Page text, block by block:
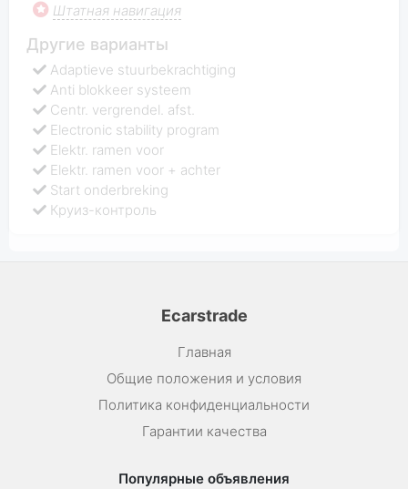
Штатная навигация
Другие варианты
Adaptieve stuurbekrachtiging
Anti blokkeer systeem
Centr. vergrendel. afst.
Electronic stability program
Elektr. ramen voor
Elektr. ramen voor + achter
Start onderbreking
Круиз-контроль
Ecarstrade
Главная
Общие положения и условия
Политика конфиденциальности
Гарантии качества
Популярные объявления